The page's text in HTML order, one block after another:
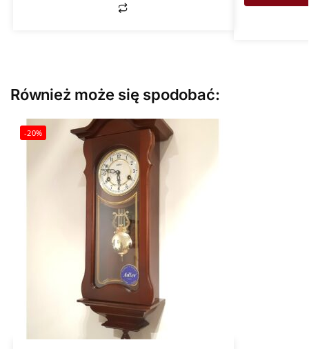
Również może się spodobać:
-20%